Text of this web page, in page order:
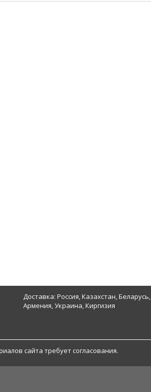
Доставка: Россия, Казахстан, Беларусь,
Армения, Украина, Киргизия
сайта требует согласования.